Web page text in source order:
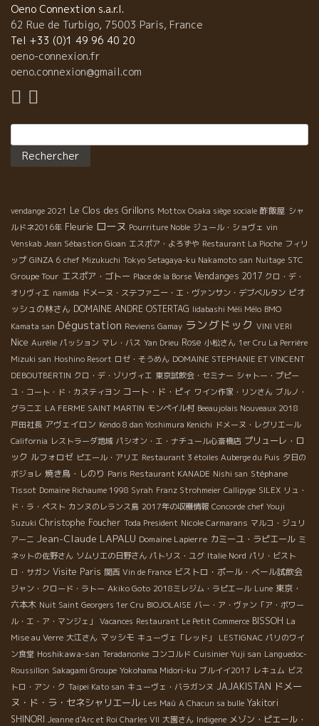
いタイプのピノ。 ★MARC マール 自家製のポットスティル蒸留器
で造ったゲヴェルツトラミネエールのマール。 ゲベルツトラミネ
ールの果実風味が残っており限りなくワインに近いマールって感
じ。 イヤー、このマールは本当に美味しい。チョット、一緒に葉
巻をやりたい。
Oeno Connextion s.a.r.l.
62 Rue de Turbigo, 75003 Paris, France
Tel +33 (0)1 49 96 40 20
oeno-connexion.fr
oeno.connexion@gmail.com
vendange 2021 Le Clos des Grillons Mottox Osaka siège sociale 酢飯屋 シャ
ルドネ2016年 Fleurie ローヌ Pourriture Noble ジュール・ショヴェ vin
Venskab Jean Sébastion Gioan エスポア・よろずや Restaurant La Pioche フィリ
ップ GINZA 6 chef Mizukuchi Tokyo Setagaya-ku Nakamoto san Nuitage STC
Groupe Tour エスポア・ゴトー Place de la Borse Vendanges 2017 クロ・デ・
オリヴィエ namida ドメーヌ・ステファニー・エ・ヴァンサン・デブベルタン ピオ
ッシュの林さん DOMAINE ANDRE OSTERTAG Iidabashi Méli Mélo BMO
Kamata san Dégustation Reviens Gamay ラングドック VINI VERI
Nice Aurélie パッション マレ・バス Yan Drieu Rose 小松さん 1er Cru La Perrière
Mizuki san Hoshino Resort ロゼ・そうめん DOMAINE STEPHANIE ET VINCENT
DEBOUTBERTIN クロ・デ・ゾリヴィエ 東京試飲会・セミナー シャトー・プピー
ユ・コート・ド・カスティヨン コート・ド・ピィ ワイン作家・リンさん ブルノ・
グラニエ LA FERME SAINT MARTIN モンペイル村 Beeaujolais Nouveaux 2018
戸田社長 アヴェイロン Kendo 8 dan Yoshimura Kenichi ドメーヌ・レグリエール
California レストラーダ地域 パシオン・エ・ナチュール心斎橋店 プリューレ・ロ
ック ルフォロゼ ピエール・アリエ Restaurant 3 étoiles Auberge du Puis 夕日の
ボジョレ 焼き鳥・しのり Paris Restaurant KANADE Nishi san Stéphane
Tissot Domaine Richaume 1998 Syrah Franz Strohmeier Callipyge SILEX リュ・
ド・ラ・ペスト カンヌのレランス島 2017年の収穫情報 Concorde chef Youji
Suzuki Christophe Foucher Toda President Nicole Carmarans マルコ・ジュリ
アーニ Jean-Claude LAPALU Domaine Lapierre カミーユ・ラピエール ミ
ネットの佐野さん ソムリエの日野さん パトリス・ユグ Italie Nord パリ・ビスト
ロ・サガン Visite Paris 関西 Vin de France ビストロ・ポール・ベール試飲会
ジャン・クロード・ラトー Akiko Goto 2018ミレジム・ラピエール Lune 東京・
六本木 Nuit Saint Georgers 1er Cru BIOJOLAISE バー・ア・ヴァン「ア・ボワー
ル・エ・ア・マンジェ」
Vacances Restaurant Le Petit Commerce BISSOH La
Mise au Verre 大江さん マッシモ キューヴェ「レッド」 LESTIGNAC パリのワイ
ン食堂 Hoshikawa-san Teradanonke コンコルド Cuisinier Yuji san Languedoc-
Roussillon Sakagami Groupe Yokohama Midori-ku ブルイイ2017 レキュム ビス
トロ・アン・ク Taipei Kato san キューヴェ・バラガンヌ JAJAKISTAN ドメー
ヌ・ド・ラ・セネシャリエール Les Maù A Chacun sa bulle Yakitori
SHINORI Jeanne d'Arc et Roi Charles VII 大園さん Indigene メゾン・ピエール・